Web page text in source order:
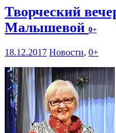
Творческий
Малышевой 0+
18.12.2017 Новости, 0+